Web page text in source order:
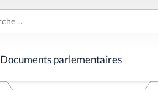
Documents parlementaires